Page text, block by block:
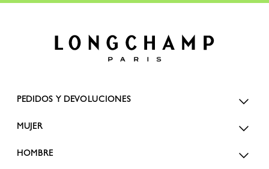
PEDIDOS Y DEVOLUCIONES
MUJER
HOMBRE